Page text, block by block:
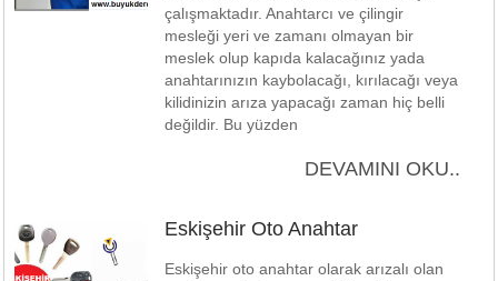
çalışmaktadır. Anahtarcı ve çilingir
mesleği yeri ve zamanı olmayan bir
meslek olup kapıda kalacağınız yada
anahtarınızın kaybolacağı, kırılacağı veya
kilidinizin arıza yapacağı zaman hiç belli
değildir. Bu yüzden
DEVAMINI OKU..
Eskişehir Oto Anahtar
Eskişehir oto anahtar olarak arızalı olan